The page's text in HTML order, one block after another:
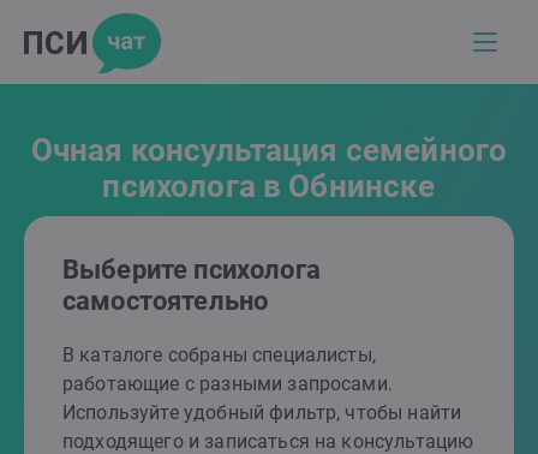
Очная консультация семейного
психолога в Обнинске
Выберите психолога
самостоятельно
В каталоге собраны специалисты,
работающие с разными запросами.
Используйте удобный фильтр, чтобы найти
подходящего и записаться на консультацию